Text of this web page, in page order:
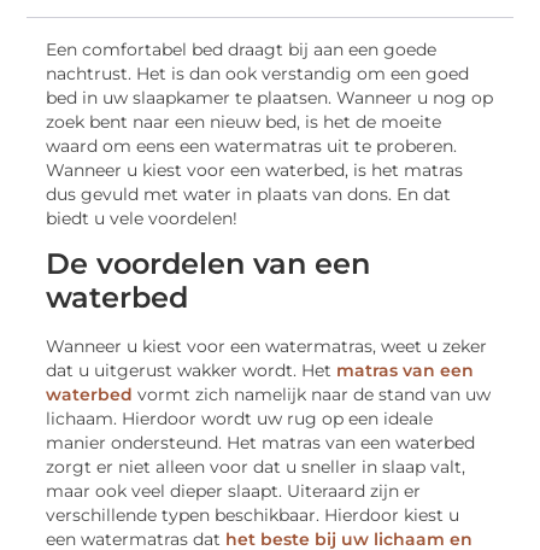
Een comfortabel bed draagt bij aan een goede
nachtrust. Het is dan ook verstandig om een goed
bed in uw slaapkamer te plaatsen. Wanneer u nog op
zoek bent naar een nieuw bed, is het de moeite
waard om eens een watermatras uit te proberen.
Wanneer u kiest voor een waterbed, is het matras
dus gevuld met water in plaats van dons. En dat
biedt u vele voordelen!
De voordelen van een
waterbed
Wanneer u kiest voor een watermatras, weet u zeker
dat u uitgerust wakker wordt. Het matras van een
waterbed vormt zich namelijk naar de stand van uw
lichaam. Hierdoor wordt uw rug op een ideale
manier ondersteund. Het matras van een waterbed
zorgt er niet alleen voor dat u sneller in slaap valt,
maar ook veel dieper slaapt. Uiteraard zijn er
verschillende typen beschikbaar. Hierdoor kiest u
een watermatras dat het beste bij uw lichaam en